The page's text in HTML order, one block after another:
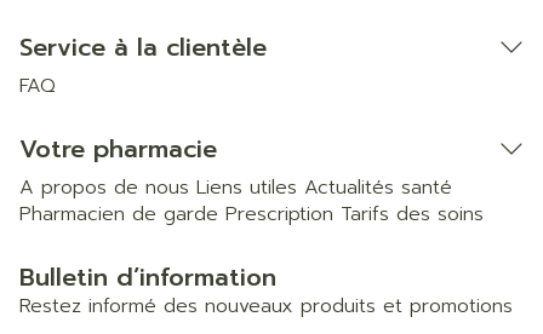
Service à la clientèle
FAQ
Votre pharmacie
A propos de nous Liens utiles Actualités santé
Pharmacien de garde Prescription Tarifs des soins
Bulletin d’information
Restez informé des nouveaux produits et promotions